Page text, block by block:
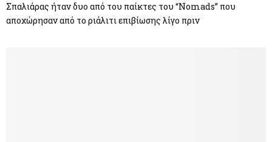
Σπαλιάρας ήταν δυο από του παίκτες του “Nomads” που
αποχώρησαν από το ριάλιτι επιβίωσης λίγο πριν